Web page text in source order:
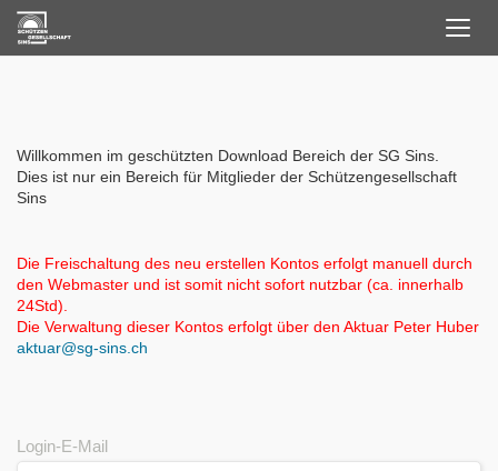
Willkommen im geschützten Download Bereich der SG Sins.
Dies ist nur ein Bereich für Mitglieder der Schützengesellschaft
Sins
Die Freischaltung des neu erstellen Kontos erfolgt manuell durch
den Webmaster und ist somit nicht sofort nutzbar (ca. innerhalb
24Std).
Die Verwaltung dieser Kontos erfolgt über den Aktuar Peter Huber
aktuar@sg-sins.ch
Login-E-Mail